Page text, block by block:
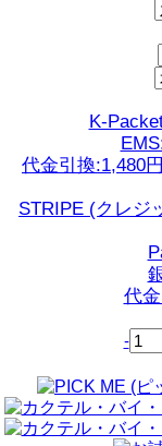
K-
代金引換:1,480
STRIPE (クレジ
代
-